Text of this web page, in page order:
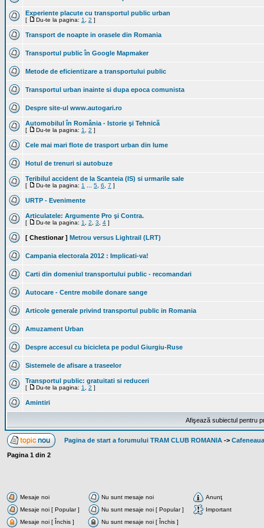
Experiente placute cu transportul public urban
[ Du-te la pagina: 1 2 ]
Transport de noapte in orasele din Romania
Transportul public în Google Mapmaker
Metode de eficientizare a transportului public
Transportul urban inainte si dupa epoca comunista
Despre site-ul www.autogari.ro
Automobilul în România - Istorie şi Tehnică
[ Du-te la pagina: 1 2 ]
Cele mai mari flote de trasport urban din lume
Hotul de trenuri si autobuze
Teribilul accident de la Scanteia (IS) si urmarile sale
[ Du-te la pagina: 1 5 6 7 ]
URTP - Evenimente
Articulatele: Argumente Pro şi Contra.
[ Du-te la pagina: 1 2 3 4 ]
[ Chestionar ] Metrou versus Lightrail (LRT)
Campania electorala 2012 : Implicati-va!
Carti din domeniul transportului public - recomandari
Autocare - Centre mobile donare sange
Articole generale privind transportul public in Romania
Amuzament Urban
Despre accesul cu bicicleta pe podul Giurgiu-Ruse
Sistemele de afisare a traseelor
Transportul public: gratuitati si reduceri
[ Du-te la pagina: 1 2 ]
Amintiri
Afişează subiectul pentru
Pagina de start a forumului TRAM CLUB ROMANIA ->
Pagina 1 din 2
Mesaje noi Nu sunt mesaje noi
Anunţ
Mesaje noi [ Popular ]
Nu sunt mesaje noi [ Popular ]
Important
Mesaje noi [ Închis ]
Nu sunt mesaje noi [ Închis ]